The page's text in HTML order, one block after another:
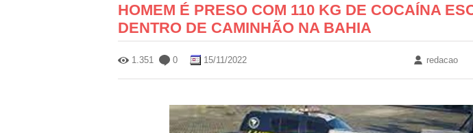
HOMEM É PRESO COM 110 KG DE COCAÍNA
DENTRO DE CAMINHÃO NA BAHIA
1.351 0 15/11/2022 redacao